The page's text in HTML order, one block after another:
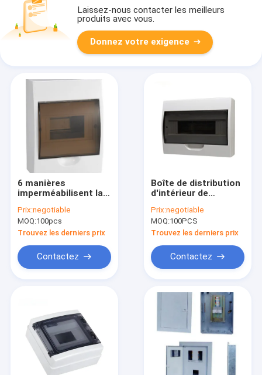
Laissez-nous contacter les meilleurs
produits avec vous.
Donnez votre exigence
6 manières
imperméabilisent la
de l'ABS MCB de
boîte de distribution
d'énergie
Prix:negotiable
MOQ:100pcs
Trouvez les derniers prix
Contactez
Boîte de distribution
d'intérieur de
électrique de DB
d'ABS de la manière
EN60439-3 6
Prix:negotiable
MOQ:100PCS
Trouvez les derniers prix
Contactez